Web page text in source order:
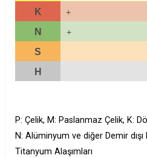
K +
N +
S
H
P: Çelik, M: Paslanmaz Çelik, K:
N: Alüminyum ve diğer Demir
Titanyum Alaşımları